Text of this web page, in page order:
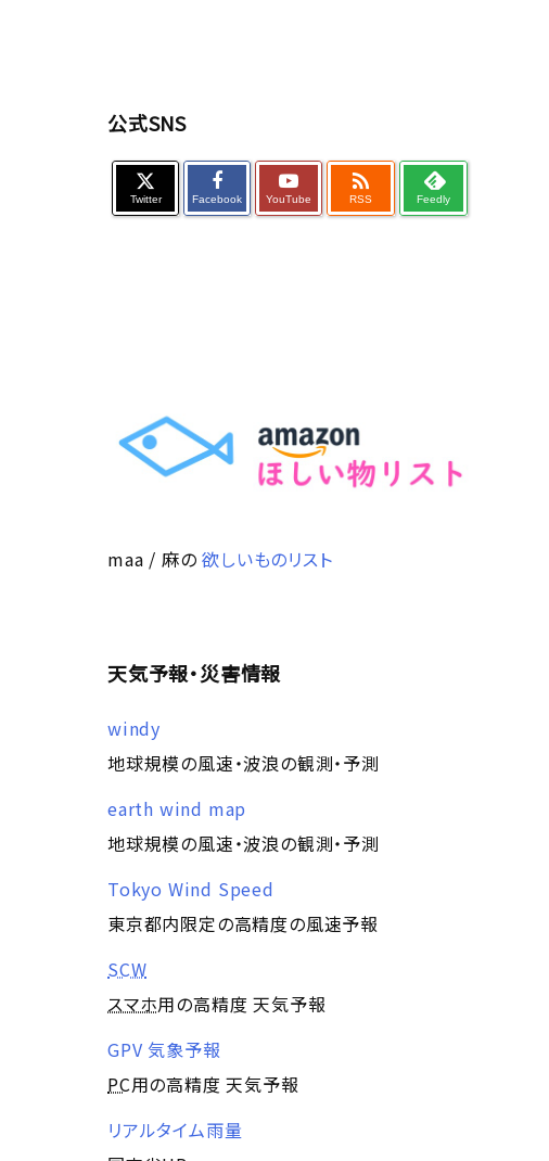
公式SNS
Twitter Facebook YouTube

RSS Feedly
maa / 麻の欲しいものリスト
天気予報・災害情報
windy
地球規模の風速・波浪の観測・予測
earth wind map
地球規模の風速・波浪の観測・予測
Tokyo Wind Speed
東京都内限定の高精度の風速予報
SCW
スマホ用の高精度 天気予報
GPV 気象予報
PC用の高精度 天気予報
リアルタイム雨量